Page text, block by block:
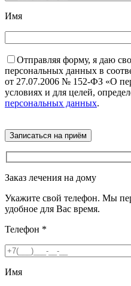
Имя
Отправляя форму, я даю
персональных данных в
от 27.07.2006 № 152-ФЗ «О
условиях и для целей,
персональных данных.
Заказ лечения на дому
Укажите свой телефон. Мы
удобное для Вас время.
Телефон *
Имя